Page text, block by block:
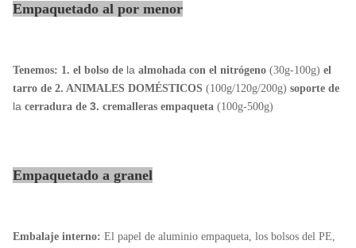
Empaquetado al por menor
Tenemos: 1. el bolso de la almohada con el nitrógeno (30g-100g) el
tarro de 2. ANIMALES DOMÉSTICOS (100g/120g/200g) soporte de
la cerradura de 3. cremalleras empaqueta (100g-500g)
Empaquetado a granel
Embalaje interno: El papel de aluminio empaqueta, los bolsos del PE,